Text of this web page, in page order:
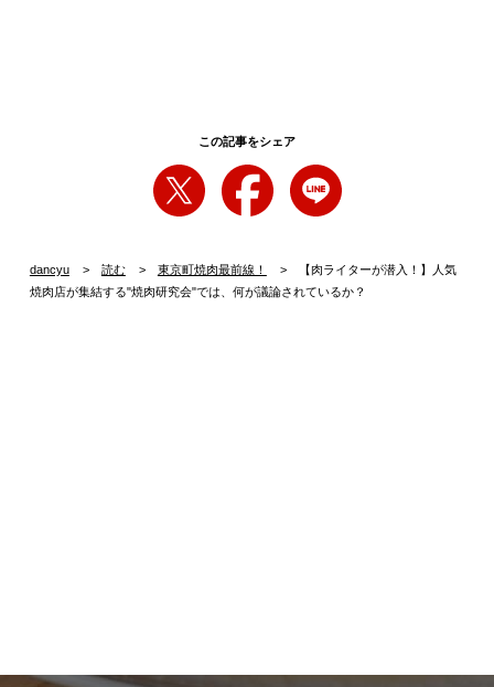
この記事をシェア
dancyu 読む 東京町焼肉最前線！
【肉ライターが潜入！】人気
焼肉店が集結する"焼肉研究会"では、何が議論されているか？